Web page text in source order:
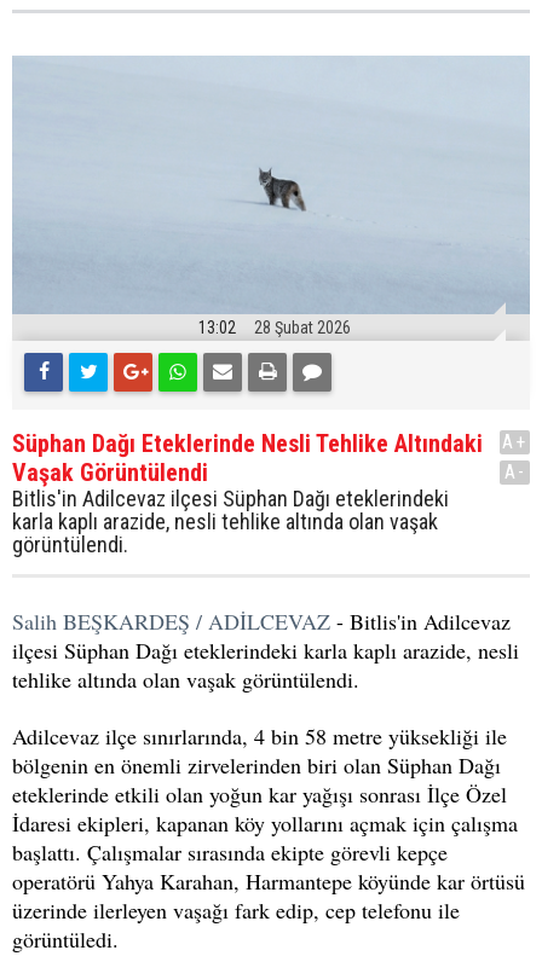
13:02 28 Şubat 2026
Süphan Dağı Eteklerinde Nesli Tehlike Altındaki
Vaşak Görüntülendi
Bitlis'in Adilcevaz ilçesi Süphan Dağı eteklerindeki
karla kaplı arazide, nesli tehlike altında olan vaşak
görüntülendi.
A+
A-
Salih BEŞKARDEŞ / ADİLCEVAZ - Bitlis'in Adilcevaz
ilçesi Süphan Dağı eteklerindeki karla kaplı arazide, nesli
tehlike altında olan vaşak görüntülendi.
Adilcevaz ilçe sınırlarında, 4 bin 58 metre yüksekliği ile
bölgenin en önemli zirvelerinden biri olan Süphan Dağı
eteklerinde etkili olan yoğun kar yağışı sonrası İlçe Özel
İdaresi ekipleri, kapanan köy yollarını açmak için çalışma
başlattı. Çalışmalar sırasında ekipte görevli kepçe
operatörü Yahya Karahan, Harmantepe köyünde kar örtüsü
üzerinde ilerleyen vaşağı fark edip, cep telefonu ile
görüntüledi.